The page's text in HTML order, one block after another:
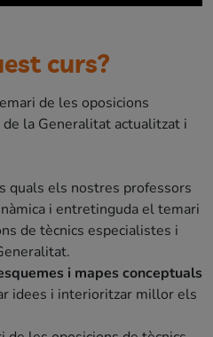
curs?
de les oposicions
la Generalitat actualitzat i
quals els nostres professors
i entretinguda el temari
de tècnics especialistes i
i mapes conceptuals
idees i interioritzar millor els